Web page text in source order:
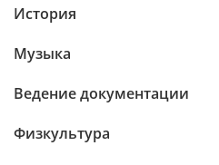
История
Музыка
Ведение документации
Физкультура